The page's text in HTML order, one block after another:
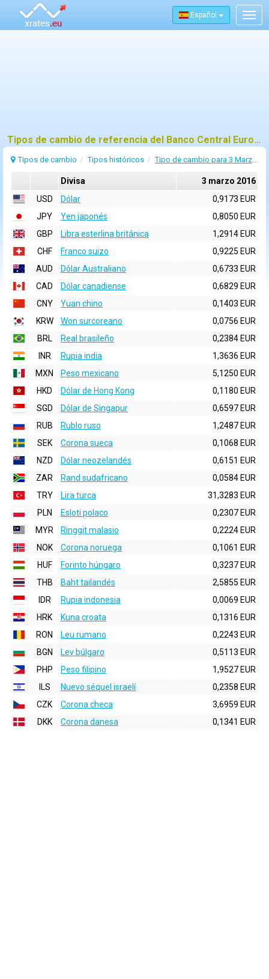
Español
Tipos de cambio de referencia del Banco Central Europeo (BCE) para 3 marzo 2016
Tipos de cambio Tipos históricos Tipo de cambio para 3 Marzo 2016
Divisa
3 marzo 2016
USD
Dólar
0,9173 EUR
JPY
Yen japonés
0,8050 EUR
GBP
Libra esterlina británica
1,2914 EUR
CHF
Franco suizo
0,9225 EUR
AUD
Dólar Australiano
0,6733 EUR
CAD
Dólar canadiense
0,6829 EUR
CNY
Yuan chino
0,1403 EUR
KRW
Won surcoreano
0,0756 EUR
BRL
Real brasileño
0,2384 EUR
INR
Rupia india
1,3636 EUR
MXN
Peso mexicano
5,1250 EUR
HKD
Dólar de Hong Kong
0,1180 EUR
SGD
Dólar de Singapur
0,6597 EUR
RUB
Rublo ruso
1,2487 EUR
SEK
Corona sueca
0,1068 EUR
NZD
Dólar neozelandés
0,6151 EUR
ZAR
Rand sudafricano
0,0584 EUR
TRY
Lira turca
31,3283 EUR
PLN
Esloti polaco
0,2307 EUR
MYR
Ringgit malasio
0,2224 EUR
NOK
Corona noruega
0,1061 EUR
HUF
Forinto húngaro
0,3237 EUR
THB
Baht tailandés
2,5855 EUR
IDR
Rupia indonesia
0,0069 EUR
HRK
Kuna croata
0,1316 EUR
RON
Leu rumano
0,2243 EUR
BGN
Lev búlgaro
0,5113 EUR
PHP
Peso filipino
1,9527 EUR
ILS
Nuevo séquel israelí
0,2358 EUR
CZK
Corona checa
3,6959 EUR
DKK
Corona danesa 0,1341 EUR